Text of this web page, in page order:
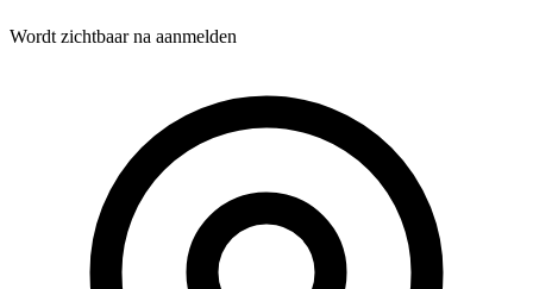
Wordt zichtbaar na aanmelden